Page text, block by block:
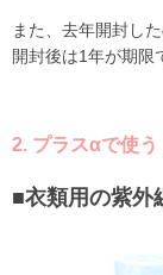
また、去年開封し
開封後は1年が期限
2. プラスαで使う
■衣類用の紫外